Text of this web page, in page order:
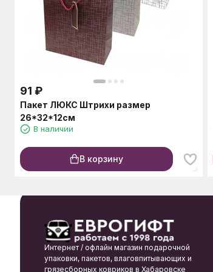
91 ₽
Пакет ЛЮКС Штрихи размер
26*32*12см
В наличии
В корзину
Интернет / офлайн магазин подарочной
упаковки, пакетов, влаговпитывающих и
грязесборных ковриков в Хабаровске